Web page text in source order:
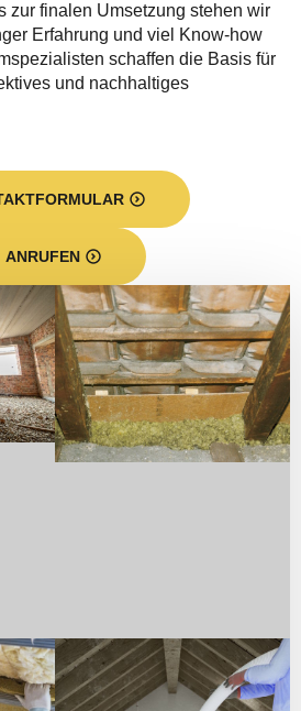
zur finalen Umsetzung stehen wir
Erfahrung und viel Know-how
schaffen die Basis für
und nachhaltiges
ANRUFEN